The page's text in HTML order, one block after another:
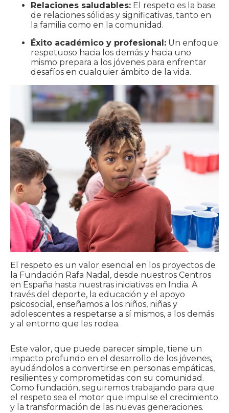
Relaciones saludables: El respeto es la base
de relaciones sólidas y significativas, tanto en
la familia como en la comunidad.
Éxito académico y profesional: Un enfoque
respetuoso hacia los demás y hacia uno
mismo prepara a los jóvenes para enfrentar
desafíos en cualquier ámbito de la vida.
El respeto es un valor esencial en los proyectos de
la Fundación Rafa Nadal, desde nuestros Centros
en España hasta nuestras iniciativas en India. A
través del deporte, la educación y el apoyo
psicosocial, enseñamos a los niños, niñas y
adolescentes a respetarse a sí mismos, a los demás
y al entorno que les rodea.
Este valor, que puede parecer simple, tiene un
impacto profundo en el desarrollo de los jóvenes,
ayudándolos a convertirse en personas empáticas,
resilientes y comprometidas con su comunidad.
Como fundación, seguiremos trabajando para que
el respeto sea el motor que impulse el crecimiento
y la transformación de las nuevas generaciones.